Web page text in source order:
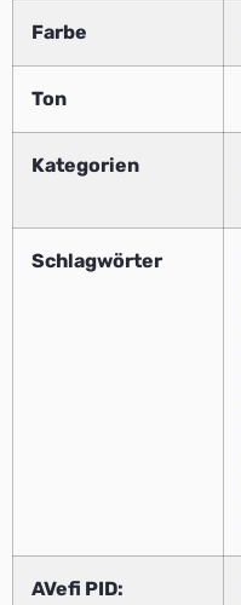
Farbe
Ton
Kategorien
Schlagwörter
AVefi PID: